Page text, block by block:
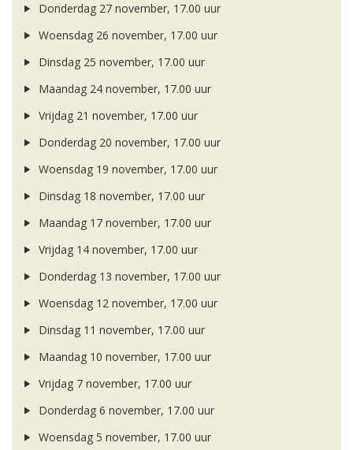
Donderdag 27 november, 17.00 uur
Woensdag 26 november, 17.00 uur
Dinsdag 25 november, 17.00 uur
Maandag 24 november, 17.00 uur
Vrijdag 21 november, 17.00 uur
Donderdag 20 november, 17.00 uur
Woensdag 19 november, 17.00 uur
Dinsdag 18 november, 17.00 uur
Maandag 17 november, 17.00 uur
Vrijdag 14 november, 17.00 uur
Donderdag 13 november, 17.00 uur
Woensdag 12 november, 17.00 uur
Dinsdag 11 november, 17.00 uur
Maandag 10 november, 17.00 uur
Vrijdag 7 november, 17.00 uur
Donderdag 6 november, 17.00 uur
Woensdag 5 november, 17.00 uur